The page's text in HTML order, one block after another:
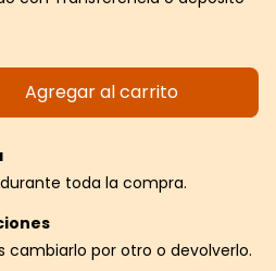
toda la compra.
cambiarlo por otro o devolverlo.